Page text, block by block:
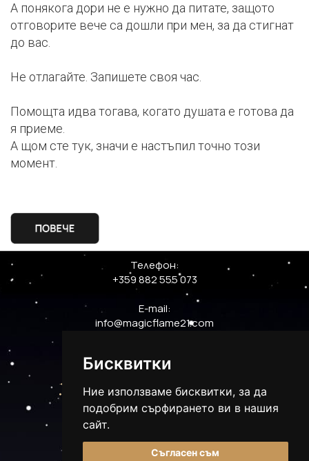
Бисквитки
Ние използваме бисквитки, за да
подобрим сърфирането ви в нашия
сайт.
Съгласен съм
А понякога дори не е нужно да питате, защото
отговорите вече са дошли при мен, за да стигнат
до вас.
Не отлагайте. Запишете своя час.
Помощта идва тогава, когато душата е готова да
я приеме.
А щом сте тук, значи е настъпил точно този
момент.
Телефон:
+359 882 555 073
E-mail:
info@magicflame21.com